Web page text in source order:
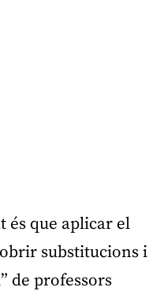
és que aplicar el
substitucions i
de professors